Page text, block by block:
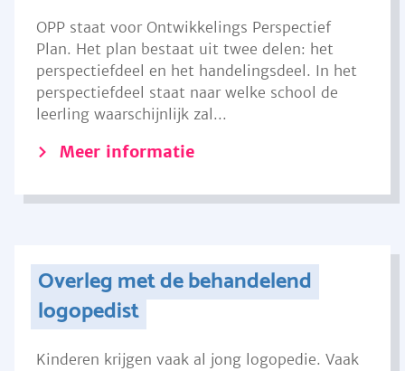
OPP staat voor Ontwikkelings Perspectief
Plan. Het plan bestaat uit twee delen: het
perspectiefdeel en het handelingsdeel. In het
perspectiefdeel staat naar welke school de
leerling waarschijnlijk zal...
Meer informatie
Overleg met de behandelend
logopedist
Kinderen krijgen vaak al jong logopedie. Vaak